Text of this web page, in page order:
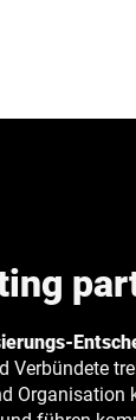
Organisation